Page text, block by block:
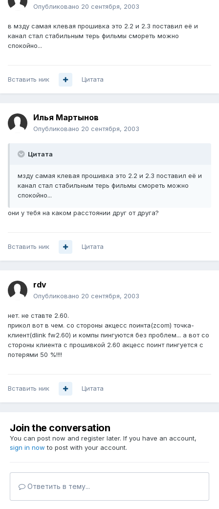
Опубликовано 20 сентября, 2003
в мзду самая клевая прошивка это 2.2 и 2.3 поставил её и
канал стал стабильным терь фильмы смореть можно
спокойно...
Вставить ник Цитата
Илья Мартынов
Опубликовано 20 сентября, 2003
Цитата
мзду самая клевая прошивка это 2.2 и 2.3 поставил её и
канал стал стабильным терь фильмы смореть можно
спокойно...
они у тебя на каком расстоянии друг от друга?
Вставить ник Цитата
rdv
Опубликовано 20 сентября, 2003
нет. не ставте 2.60.
прикол вот в чем. со стороны акцесс поинта(zcom) точка-
клиент(dlink fw2.60) и компы пингуются без проблем... а вот со
стороны клиента с прошивкой 2.60 акцесс поинт пингуется с
потерями 50 %!!!!
Вставить ник Цитата
Join the conversation
You can post now and register later. If you have an account,
sign in now to post with your account.
Ответить в тему...